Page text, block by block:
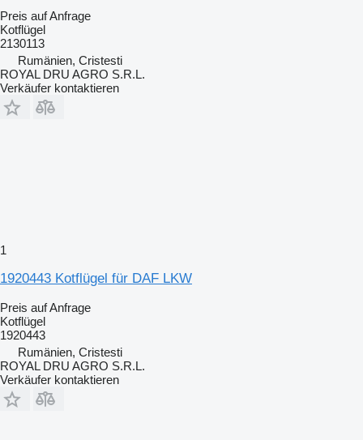
Preis auf Anfrage
Kotflügel
2130113
Rumänien, Cristesti
ROYAL DRU AGRO S.R.L.
Verkäufer kontaktieren
1
1920443 Kotflügel für DAF LKW
Preis auf Anfrage
Kotflügel
1920443
Rumänien, Cristesti
ROYAL DRU AGRO S.R.L.
Verkäufer kontaktieren